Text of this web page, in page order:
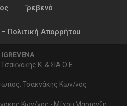
Γρεβενά
Πολιτική Απορρήτου
IGREVENA
Τσακνακης Κ. & ΣΙΑ Ο.Ε
Τσακνάκης Κων/νος
Κων/νος - Μίχου Μαριάνθη